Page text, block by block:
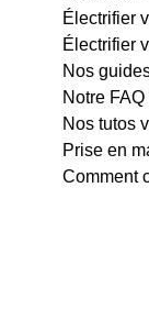
Électrifier
Électrifier
Nos
Notre FAQ
Nos tutos
Prise en
Comment